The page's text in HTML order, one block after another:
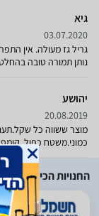
גיא
03.07.2020
גריל גז מעולה. אין
נותן תמורה טובה
יהושע
20.08.2019
מוצר ששווה כל
כמוני.משטח כפול,
החנויות הכי זולות